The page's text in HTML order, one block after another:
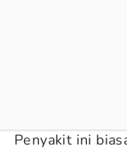
Penyakit ini